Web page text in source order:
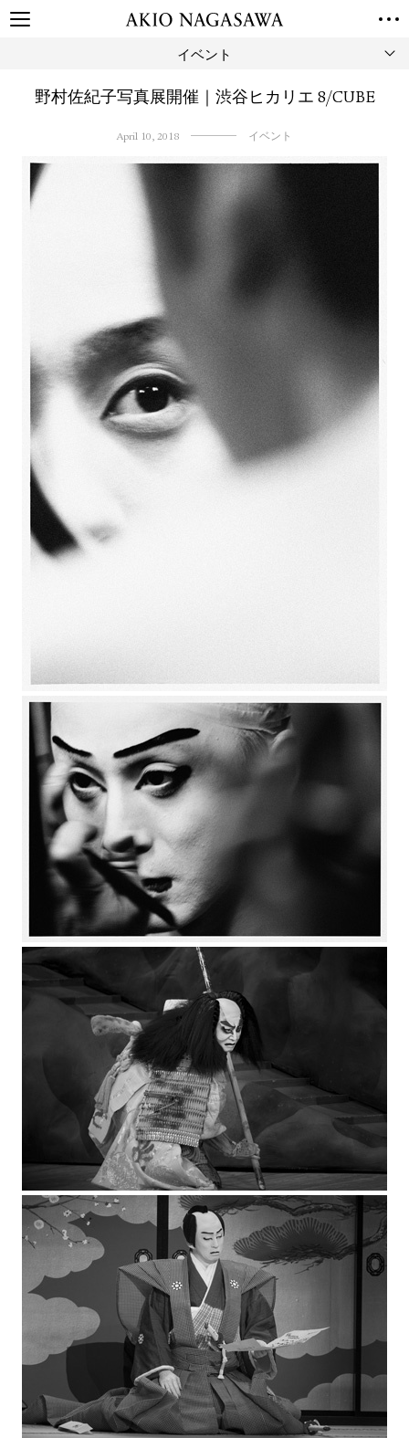
イベント
野村佐紀子写真展開催｜渋谷ヒカリエ 8/CUBE
April 10, 2018 イベント
GALLERY
TORANOMON
ONLINE
PUBLISHING
ONLINE SHOP
LOCATIONS
PRIVACY POLICY
INSTAGRAM
GALLERY
PUBLISHING
TWITTER
FACEBOOK
YOUTUBE